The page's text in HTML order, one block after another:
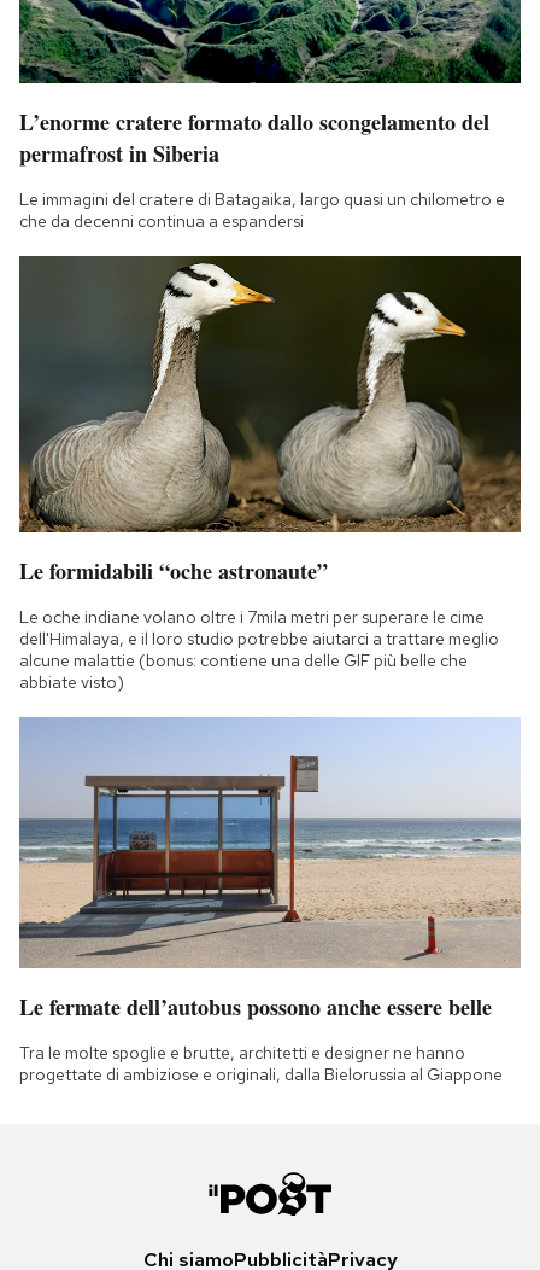
L’enorme cratere formato dallo scongelamento del
permafrost in Siberia
Le immagini del cratere di Batagaika, largo quasi un chilometro e
che da decenni continua a espandersi
Le formidabili “oche astronaute”
Le oche indiane volano oltre i 7mila metri per superare le cime
dell'Himalaya, e il loro studio potrebbe aiutarci a trattare meglio
alcune malattie (bonus: contiene una delle GIF più belle che
abbiate visto)
Le fermate dell’autobus possono anche essere belle
Tra le molte spoglie e brutte, architetti e designer ne hanno
progettate di ambiziose e originali, dalla Bielorussia al Giappone
Chi siamoPubblicitàPrivacy